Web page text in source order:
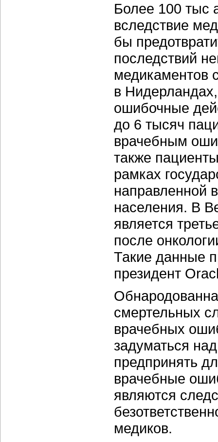
Более 100 тыс
вследствие
бы
последствий
медикаментов
в
ошибочные
до 6 тысяч
врачебным
также
рамках
направленной
населения. В
является
после
Такие данные
президент
смертельных
врачебных
задуматься
предпринять
врачебные
являются
медиков.